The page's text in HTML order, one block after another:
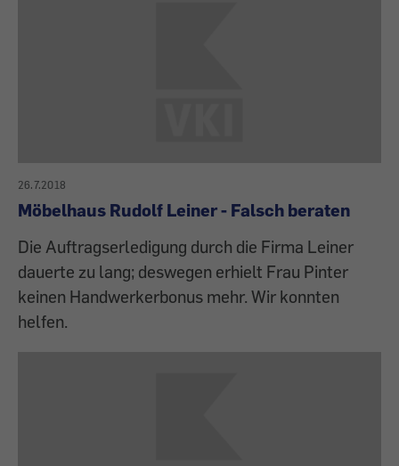
26.7.2018
Möbelhaus Rudolf Leiner - Falsch beraten
Die Auftragserledigung durch die Firma Leiner
dauerte zu lang; deswegen erhielt Frau Pinter
keinen Handwerkerbonus mehr. Wir konnten
helfen.